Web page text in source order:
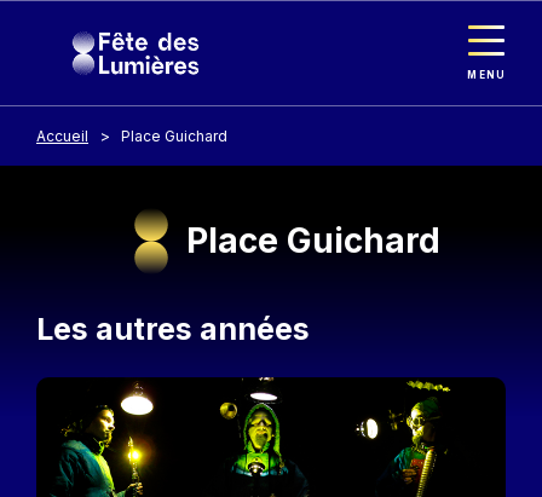
MENU
Accueil Place Guichard
Place Guichard
Les autres années
Image